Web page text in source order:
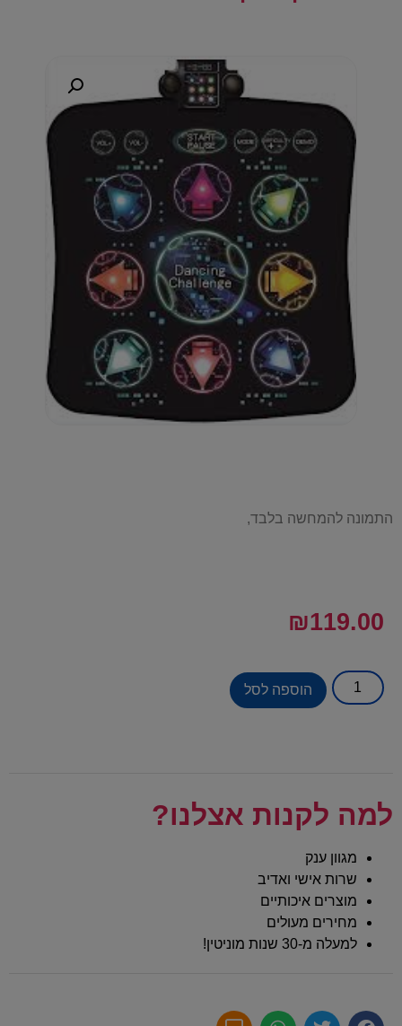
התמונה להמחשה בלבד,
₪119.00
הוספה לסל
למה לקנות אצלנו?
מגוון ענק
שרות אישי ואדיב
מוצרים איכותיים
מחירים מעולים
למעלה מ-30 שנות מוניטין!